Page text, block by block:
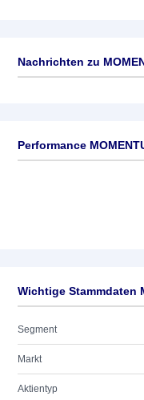
Nachrichten zu
Performance
Wichtige Stammdaten
Segment
Markt
Aktientyp